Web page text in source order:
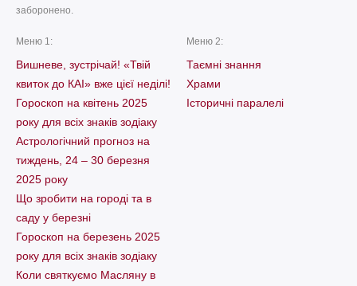
заборонено.
Меню 1:
Вишневе, зустрічай! «Твій
квиток до КАІ» вже цієї неділі!
Гороскоп на квітень 2025
року для всіх знаків зодіаку
Астрологічний прогноз на
тиждень, 24 – 30 березня
2025 року
Що зробити на городі та в
саду у березні
Гороскоп на березень 2025
року для всіх знаків зодіаку
Коли святкуємо Масляну в
Меню 2:
Таємні знання
Храми
Історичні паралелі